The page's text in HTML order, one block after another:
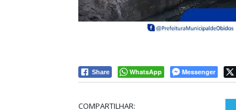
Share WhatsApp Messenger
COMPARTILHAR: